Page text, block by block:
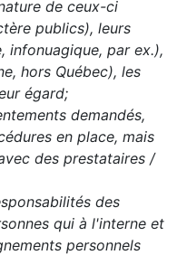
de ceux-ci
publics), leurs
infonuagique, par ex.),
hors Québec), les
égard;
demandés,
en place, mais
des prestataires /
des
qui à l'interne et
personnels